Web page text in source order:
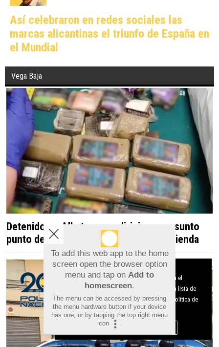
Así celebraron en redes sociales las
marcas alicantinas el triunfo de España en
el Mundial
Vega Baja
Detenido en Albatera por dirigir un presunto
punto de venta de droga desde una vivienda
To add this web app to the home
screen open the browser option
menu and tap on Add to
homescreen.
The menu can be accessed by pressing
the menu hardware button if your device
has one, or by tapping the top right menu
icon
.
Aviso sobre el Uso de cookies:
Utilizamos cookies nuestras y de terceros para el
funcionamiento del digital. Puedes consultar la lista de
cookies y como desconectarlas. Ver nuestra Política de
Privacidad y Cookies
Aceptar Cookies